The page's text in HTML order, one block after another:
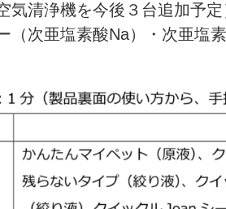
気清浄機を今後３台追加予
（次亜塩素酸Na）・次亜塩